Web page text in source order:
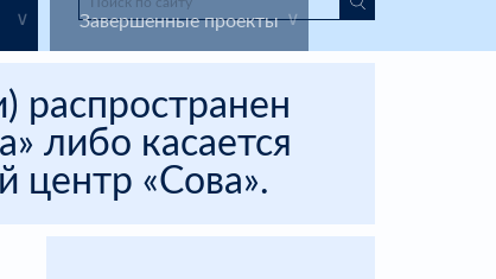
Завершенные проекты
распространен
либо касается
центр «Сова».